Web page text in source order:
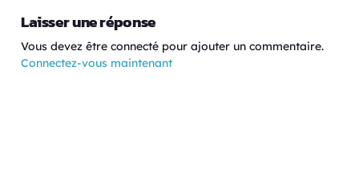
Laisser une réponse
Vous devez être connecté pour ajouter un commentaire.
Connectez-vous maintenant